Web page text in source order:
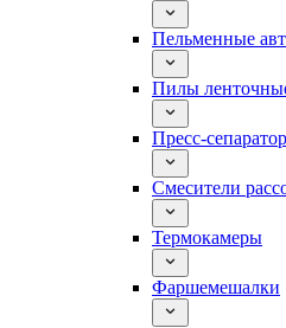
Пельменные
Пилы
Пресс-
Смесители
Термокамеры
Фаршемешалки